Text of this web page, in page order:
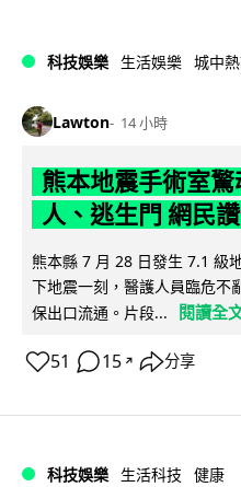
科技娛樂 生活娛樂 城中
Lawton 14 小時
熊本地震手術室
人、逃生門 網民
熊本縣 7 月 28 日發生 7.1 級
下地震一刻，醫護人員臨危不
保出口流通。片段...
閱讀全
51 15 ↗ 分享
科技娛樂 生活科技 健康